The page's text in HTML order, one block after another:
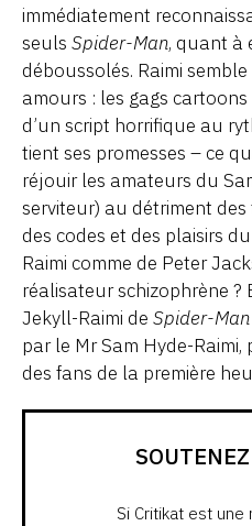
immédiatement
seuls Spider-Man, quant à
déboussolés. Raimi
amours : les gags
d’un script horrifique au
tient ses promesses – ce
réjouir les amateurs du
serviteur) au détriment
des codes et des plaisirs
Raimi comme de Peter
réalisateur schizophrène ?
Jekyll-Raimi de Spider-Man
par le Mr Sam Hyde-
des fans de la première
Si Critikat est